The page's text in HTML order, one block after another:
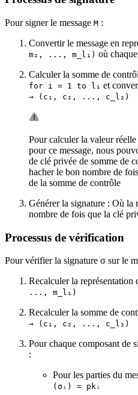
Pour signer le message M :
Convertir le message en
m₂, ..., m_l₁) où chaque
Calculer la somme de
for i = 1 to l₁ et
→ (c₁, c₂, ..., c_l₂)
Pour calculer la valeur
pour ce message, nous
de clé privée de somme de
hacher le bon nombre de
de la somme de contrôle
Générer la signature : Où la
nombre de fois que la clé
Processus de vérification
Pour vérifier la signature σ sur le
Recalculer la représentation
..., m_l₁)
Recalculer la somme de
→ (c₁, c₂, ..., c_l₂)
Pour chaque composant de
:
Pour les parties du
(σᵢ) = pkᵢ